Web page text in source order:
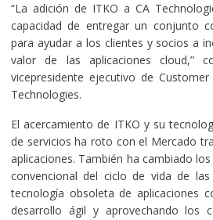
“La adición de ITKO a CA
capacidad de entregar un conjunto
para ayudar a los clientes y socios a
valor de las aplicaciones cloud,”
vicepresidente ejecutivo de
Technologies.
El acercamiento de ITKO y su
de servicios ha roto con el Mercado
aplicaciones. También ha cambiado
convencional del ciclo de vida de
tecnología obsoleta de aplicaciones
desarrollo ágil y aprovechando los